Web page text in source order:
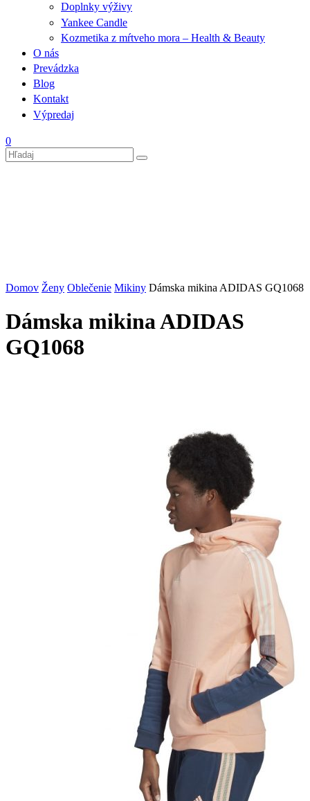
Doplnky výživy
Yankee Candle
Kozmetika z mŕtveho mora – Health & Beauty
O nás
Prevádzka
Blog
Kontakt
Výpredaj
0
Domov Ženy Oblečenie Mikiny Dámska mikina ADIDAS GQ1068
Dámska mikina ADIDAS
GQ1068